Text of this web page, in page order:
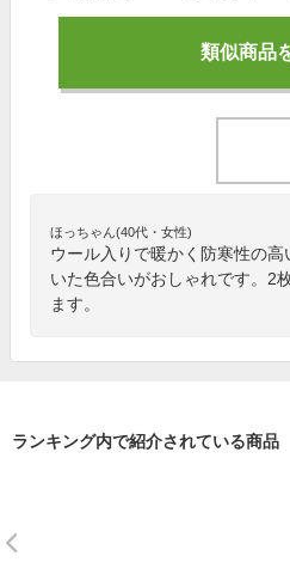
類似商品
ほっちゃん(40代・女性)
ウール入りで暖かく防寒性の
いた色合いがおしゃれです。2
ます。
ランキング内で紹介されている商品